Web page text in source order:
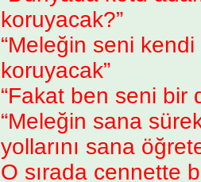
koruyacak?”
“Meleğin seni
koruyacak”
“Fakat ben seni bir
“Meleğin sana
yollarını sana
O sırada cennette